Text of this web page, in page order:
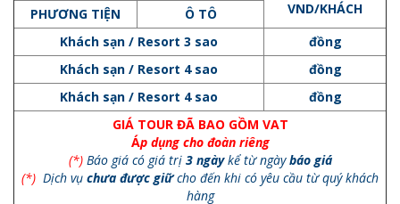
VND/KHÁCH
PHƯƠNG TIỆN
Ô TÔ
Khách sạn / Resort 3 sao
đồng
Khách sạn / Resort 4 sao
đồng
Khách sạn / Resort 4 sao
đồng
GIÁ TOUR ĐÃ BAO GỒM VAT
Áp dụng cho đoàn riêng
(*) Báo giá có giá trị 3 ngàykể từ ngàybáo giá
(*) Dịch vụ chưa được giữcho đến khi có yêu cầu từ quý khách
hàng